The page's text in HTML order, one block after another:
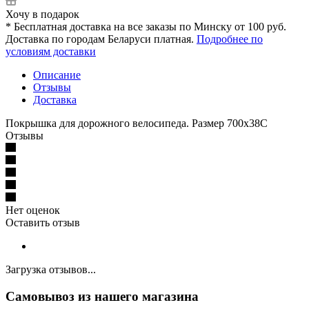
Хочу в подарок
* Бесплатная доставка на все заказы по Минску от 100 руб.
Доставка по городам Беларуси платная. Подробнее по
условиям доставки
Описание
Отзывы
Доставка
Покрышка для дорожного велосипеда. Размер 700x38C
Отзывы
Нет оценок
Оставить отзыв
Загрузка отзывов...
Самовывоз из нашего магазина